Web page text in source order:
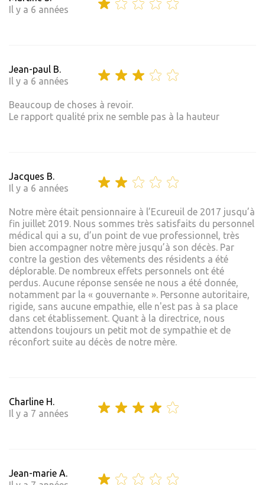
Il y a 6 années
Jean-paul B.
Il y a 6 années
Beaucoup de choses à revoir.
Le rapport qualité prix ne semble pas à la hauteur
Jacques B.
Il y a 6 années
Notre mère était pensionnaire à l’Ecureuil de 2017 jusqu’à
fin juillet 2019. Nous sommes très satisfaits du personnel
médical qui a su, d’un point de vue professionnel, très
bien accompagner notre mère jusqu’à son décès. Par
contre la gestion des vêtements des résidents a été
déplorable. De nombreux effets personnels ont été
perdus. Aucune réponse sensée ne nous a été donnée,
notamment par la « gouvernante ». Personne autoritaire,
rigide, sans aucune empathie, elle n'est pas à sa place
dans cet établissement. Quant à la directrice, nous
attendons toujours un petit mot de sympathie et de
réconfort suite au décès de notre mère.
Charline H.
Il y a 7 années
Jean-marie A.